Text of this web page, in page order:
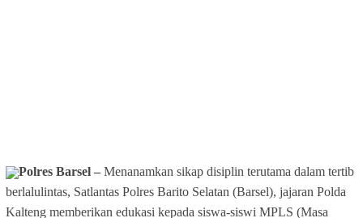
Polres Barsel – Menanamkan sikap disiplin terutama dalam tertib
berlalulintas, Satlantas Polres Barito Selatan (Barsel), jajaran Polda
Kalteng memberikan edukasi kepada siswa-siswi MPLS (Masa